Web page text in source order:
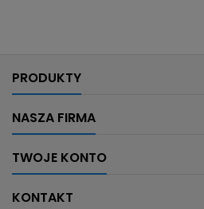
PRODUKTY
NASZA FIRMA
TWOJE KONTO
KONTAKT